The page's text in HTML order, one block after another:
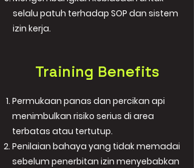
selalu patuh terhadap SOP dan sistem
izin kerja.
Training Benefits
Permukaan panas dan percikan api
menimbulkan risiko serius di area
terbatas atau tertutup.
Penilaian bahaya yang tidak memadai
sebelum penerbitan izin menyebabkan